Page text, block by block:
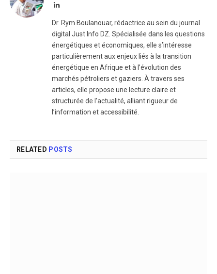
LinkedIn
Dr. Rym Boulanouar, rédactrice au sein du journal
digital Just Info DZ. Spécialisée dans les questions
énergétiques et économiques, elle s’intéresse
particulièrement aux enjeux liés à la transition
énergétique en Afrique et à l’évolution des
marchés pétroliers et gaziers. À travers ses
articles, elle propose une lecture claire et
structurée de l’actualité, alliant rigueur de
l’information et accessibilité.
RELATED POSTS